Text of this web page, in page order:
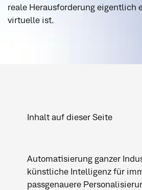
reale Herausforderung eigentlich
virtuelle ist.
Inhalt auf dieser Seite
Mehr Fokus auf mobile
Get Social! Create
Automatisierung ganzer
künstliche Intelligenz für
passgenauere